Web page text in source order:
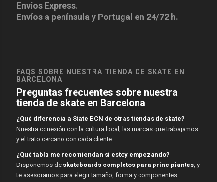
Envíos Express.
Envíos a península y Portugal en 24/72 h.
FAQS SOBRE NUESTRA TIENDA DE SKATE EN
BARCELONA
Preguntas frecuentes sobre nuestra
tienda de skate en Barcelona
¿Qué diferencia a State BCN de otras tiendas de skate?
Nuestra conexión con la cultura local, las marcas que trabajamos
y el trato cercano con cada cliente.
¿Qué tabla me recomiendan si estoy empezando?
Disponemos de skateboards completos para principiantes, y
te asesoramos para elegir tamaño, forma y componentes